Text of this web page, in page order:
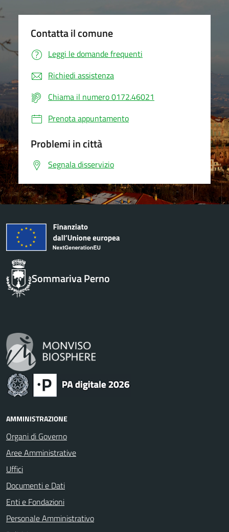
Contatta il comune
Leggi le domande frequenti
Richiedi assistenza
Chiama il numero 0172.46021
Prenota appuntamento
Problemi in città
Segnala disservizio
Sommariva Perno
AMMINISTRAZIONE
Organi di Governo
Aree Amministrative
Uffici
Documenti e Dati
Enti e Fondazioni
Personale Amministrativo